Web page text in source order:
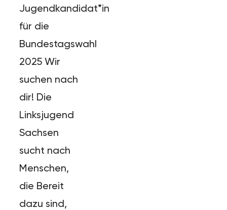
Jugendkandidat*in
für die
Bundestagswahl
2025 Wir
suchen nach
dir! Die
Linksjugend
Sachsen
sucht nach
Menschen,
die Bereit
dazu sind,